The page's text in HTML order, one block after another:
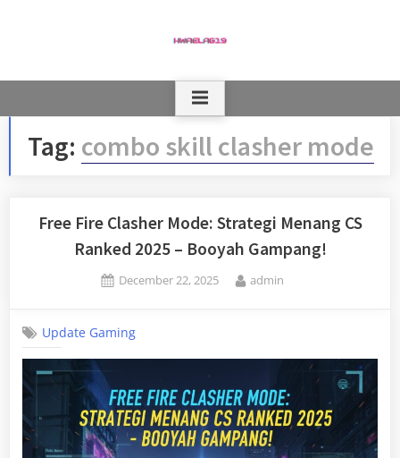
Tag: combo skill clasher mode
Free Fire Clasher Mode: Strategi Menang CS
Ranked 2025 – Booyah Gampang!
Posted
December 22, 2025 By
admin
Update Gaming